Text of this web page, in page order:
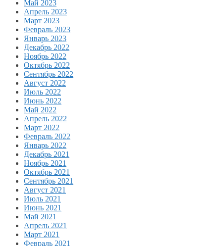
Май 2023
Апрель 2023
Март 2023
Февраль 2023
Январь 2023
Декабрь 2022
Ноябрь 2022
Октябрь 2022
Сентябрь 2022
Август 2022
Июль 2022
Июнь 2022
Май 2022
Апрель 2022
Март 2022
Февраль 2022
Январь 2022
Декабрь 2021
Ноябрь 2021
Октябрь 2021
Сентябрь 2021
Август 2021
Июль 2021
Июнь 2021
Май 2021
Апрель 2021
Март 2021
Февраль 2021